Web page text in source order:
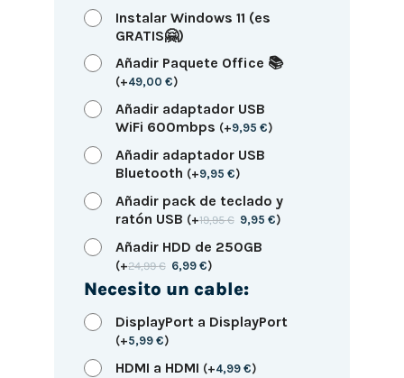
Instalar Windows 11 (es
GRATIS🤗)
Añadir Paquete Office 📚
(+49,00 €)
Añadir adaptador USB
WiFi 600mbps (+9,95 €)
Añadir adaptador USB
Bluetooth (+9,95 €)
Añadir pack de teclado y
ratón USB (+19,95€ 9,95€)
Añadir HDD de 250GB
(+24,99€ 6,99€)
Necesito un cable:
DisplayPort a DisplayPort
(+5,99 €)
HDMI a HDMI (+4,99 €)